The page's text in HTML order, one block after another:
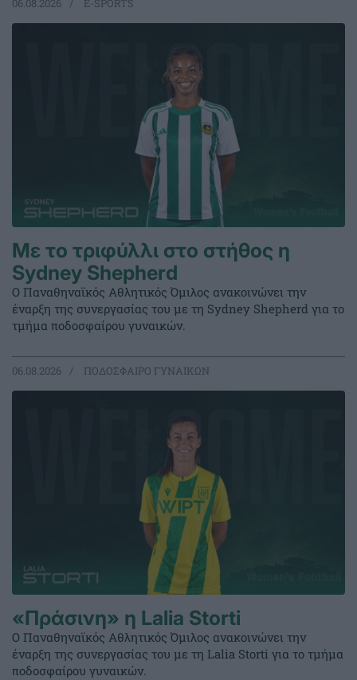
06.08.2026 E-SPORTS
Με το τριφύλλι στο στήθος η
Sydney Shepherd
Ο Παναθηναϊκός Αθλητικός Όμιλος ανακοινώνει την
έναρξη της συνεργασίας του με τη Sydney Shepherd για το
τμήμα ποδοσφαίρου γυναικών.
06.08.2026 ΠΟΔΟΣΦΑΙΡΟ ΓΥΝΑΙΚΩΝ
«Πράσινη» η Lalia Storti
Ο Παναθηναϊκός Αθλητικός Όμιλος ανακοινώνει την
έναρξη της συνεργασίας του με τη Lalia Storti για το τμήμα
ποδοσφαίρου γυναικών.